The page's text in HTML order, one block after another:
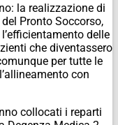
la realizzazione di
Pronto Soccorso,
delle
che diventassero
per tutte le
con
collocati i reparti